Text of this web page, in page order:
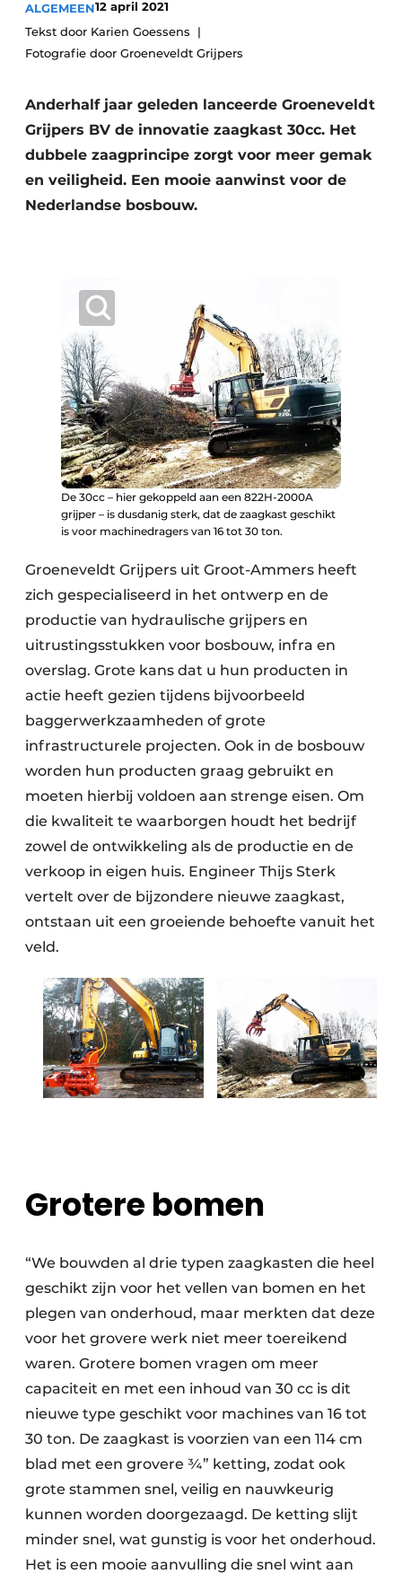
Vacature aanmelden
Video’s
ALGEMEEN12 april 2021
Tekst door Karien Goessens
Fotografie door Groeneveldt Grijpers
Anderhalf jaar geleden lanceerde Groeneveldt
Grijpers BV de innovatie zaagkast 30cc. Het
dubbele zaagprincipe zorgt voor meer gemak
en veiligheid. Een mooie aanwinst voor de
Nederlandse bosbouw.
De 30cc – hier gekoppeld aan een 822H-2000A
grijper – is dusdanig sterk, dat de zaagkast geschikt
is voor machinedragers van 16 tot 30 ton.
Groeneveldt Grijpers uit Groot-Ammers heeft
zich gespecialiseerd in het ontwerp en de
productie van hydraulische grijpers en
uitrustingsstukken voor bosbouw, infra en
overslag. Grote kans dat u hun producten in
actie heeft gezien tijdens bijvoorbeeld
baggerwerkzaamheden of grote
infrastructurele projecten. Ook in de bosbouw
worden hun producten graag gebruikt en
moeten hierbij voldoen aan strenge eisen. Om
die kwaliteit te waarborgen houdt het bedrijf
zowel de ontwikkeling als de productie en de
verkoop in eigen huis. Engineer Thijs Sterk
vertelt over de bijzondere nieuwe zaagkast,
ontstaan uit een groeiende behoefte vanuit het
veld.
Grotere bomen
“We bouwden al drie typen zaagkasten die heel
geschikt zijn voor het vellen van bomen en het
plegen van onderhoud, maar merkten dat deze
voor het grovere werk niet meer toereikend
waren. Grotere bomen vragen om meer
capaciteit en met een inhoud van 30 cc is dit
nieuwe type geschikt voor machines van 16 tot
30 ton. De zaagkast is voorzien van een 114 cm
blad met een grovere ¾” ketting, zodat ook
grote stammen snel, veilig en nauwkeurig
kunnen worden doorgezaagd. De ketting slijt
minder snel, wat gunstig is voor het onderhoud.
Het is een mooie aanvulling die snel wint aan